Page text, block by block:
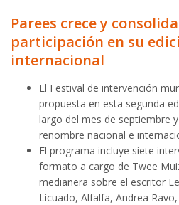
Parees crece y
participación en su
internacional
El Festival de intervención
propuesta en esta segunda
largo del mes de septiembre
renombre nacional e
El programa incluye siete
formato a cargo de Twee
medianera sobre el escritor
Licuado, Alfalfa, Andrea